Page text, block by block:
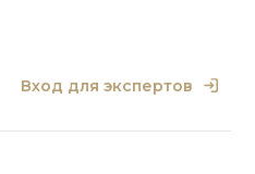
Вход для экспертов